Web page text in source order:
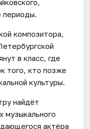
периоды.
композитора,
в класс, где
того, кто позже
культуры.
найдёт
музыкального
актёра